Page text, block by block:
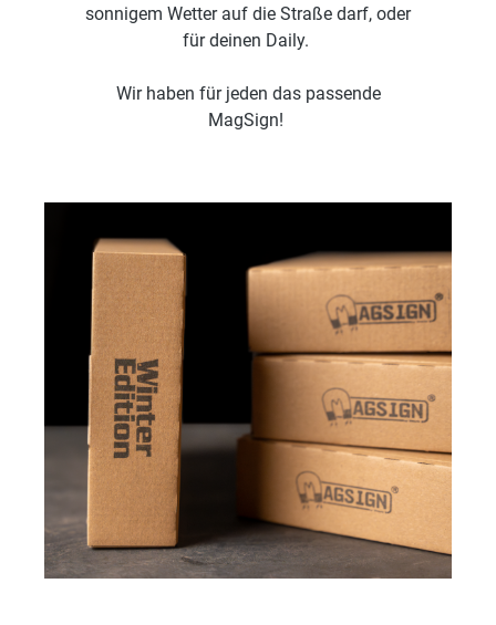
sonnigem Wetter auf die Straße darf, oder
für deinen Daily.
Wir haben für jeden das passende
MagSign!